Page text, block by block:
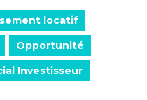
locatif
Opportunité
Investisseur